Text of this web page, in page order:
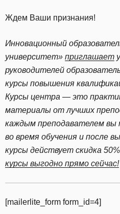
Ждем Ваши признания!
Инновационный
университет» приглашает
руководителей
курсы повышения
Курсы центра — это
материалы от лучших
каждым преподавателем вы
во время обучения и после
курсы действует скидка
курсы выгодно прямо сейчас!
[mailerlite_form form_id=4]